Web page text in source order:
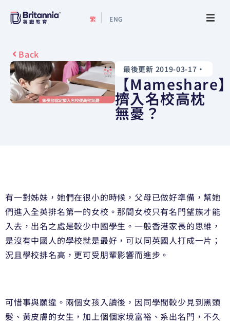
繁 ENG
最新活動
升學指南
預約諮詢
Back
最後更新 2019-03-17 •
【Mameshare
擠入名校高枕
無憂？
有一對姊妹，她們在很小的時候，父母已做好準備，幫她
們進入全英排名第一的女校。那間女校只有名門望族才能
入去，出名之處是較少中國學生。一般香港家長的思維，
是沒有中國人的學校就是最好，可以同英國人打成一片；
況且學校排名高，更可受朋輩影響而進步。
可惜事與願違。兩個女孩入讀後，因同學間較少見到黑頭
髮、黃皮膚的女生，加上個個家境富裕、系出名門，不久